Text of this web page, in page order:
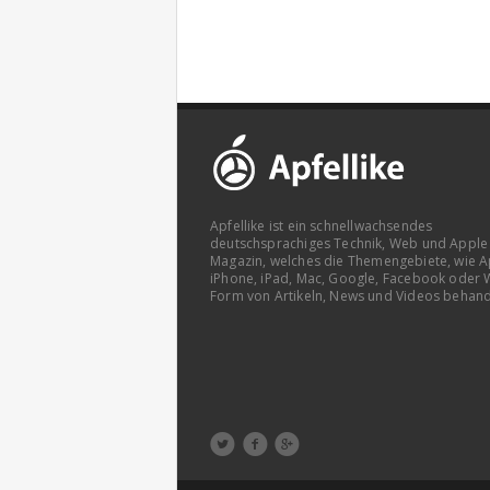
Apfellike ist ein schnellwachsendes
deutschsprachiges Technik, Web und Apple
Magazin, welches die Themengebiete, wie
iPhone, iPad, Mac, Google, Facebook oder
Form von Artikeln, News und Videos
  